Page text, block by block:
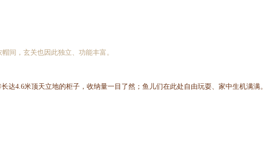
间，玄关也因此独立、功能丰富。
达4.6米顶天立地的柜子，收纳量一目了然；鱼儿们在此处自由玩耍、家中生机满满。